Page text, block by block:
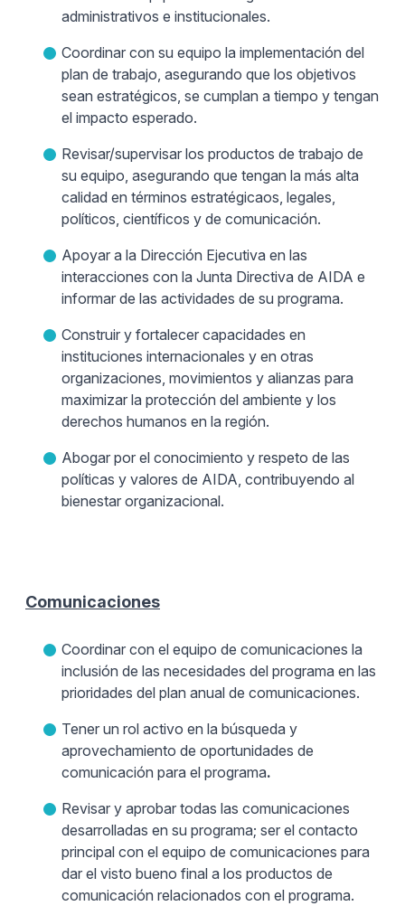
administrativos e institucionales.
Coordinar con su equipo la implementación del
plan de trabajo, asegurando que los objetivos
sean estratégicos, se cumplan a tiempo y tengan
el impacto esperado.
Revisar/supervisar los productos de trabajo de
su equipo, asegurando que tengan la más alta
calidad en términos estratégicaos, legales,
políticos, científicos y de comunicación.
Apoyar a la Dirección Ejecutiva en las
interacciones con la Junta Directiva de AIDA e
informar de las actividades de su programa.
Construir y fortalecer capacidades en
instituciones internacionales y en otras
organizaciones, movimientos y alianzas para
maximizar la protección del ambiente y los
derechos humanos en la región.
Abogar por el conocimiento y respeto de las
políticas y valores de AIDA, contribuyendo al
bienestar organizacional.
Comunicaciones
Coordinar con el equipo de comunicaciones la
inclusión de las necesidades del programa en las
prioridades del plan anual de comunicaciones.
Tener un rol activo en la búsqueda y
aprovechamiento de oportunidades de
comunicación para el programa.
Revisar y aprobar todas las comunicaciones
desarrolladas en su programa; ser el contacto
principal con el equipo de comunicaciones para
dar el visto bueno final a los productos de
comunicación relacionados con el programa.